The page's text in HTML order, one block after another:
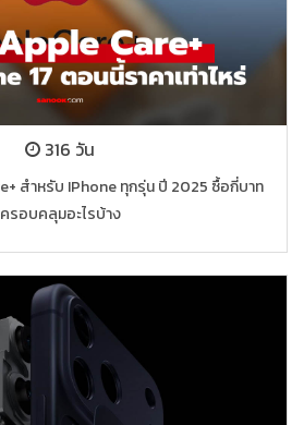
316 วัน
สำหรับ IPhone ทุกรุ่น ปี 2025 ซื้อกี่บาท
ครอบคลุมอะไรบ้าง